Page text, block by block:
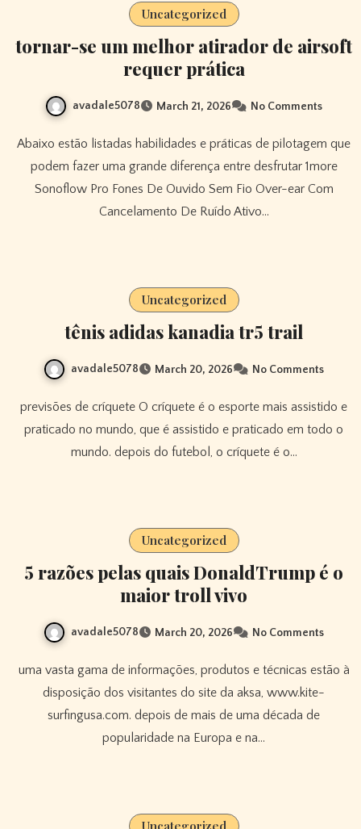
Uncategorized
tornar-se um melhor atirador de airsoft
requer prática
avadale5078 March 21, 2026 No Comments
Abaixo estão listadas habilidades e práticas de pilotagem que
podem fazer uma grande diferença entre desfrutar 1more
Sonoflow Pro Fones De Ouvido Sem Fio Over-ear Com
Cancelamento De Ruído Ativo…
Uncategorized
tênis adidas kanadia tr5 trail
avadale5078 March 20, 2026 No Comments
previsões de críquete O críquete é o esporte mais assistido e
praticado no mundo, que é assistido e praticado em todo o
mundo. depois do futebol, o críquete é o…
Uncategorized
5 razões pelas quais DonaldTrump é o
maior troll vivo
avadale5078 March 20, 2026 No Comments
uma vasta gama de informações, produtos e técnicas estão à
disposição dos visitantes do site da aksa, www.kite-
surfingusa.com. depois de mais de uma década de
popularidade na Europa e na…